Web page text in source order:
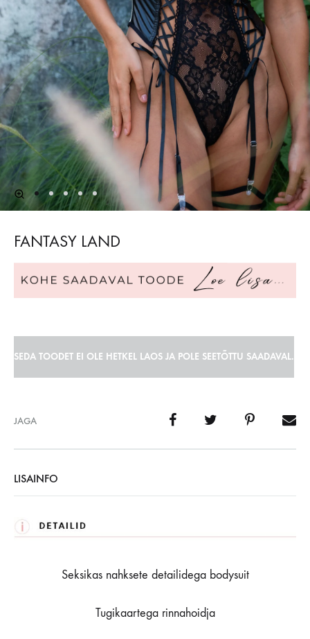
FANTASY LAND
SEDA TOODET EI OLE HETKEL LAOS JA POLE SEETÕTTU SAADAVAL.
JAGA
LISAINFO
Seksikas nahksete detailidega bodysuit
Tugikaartega rinnahoidja